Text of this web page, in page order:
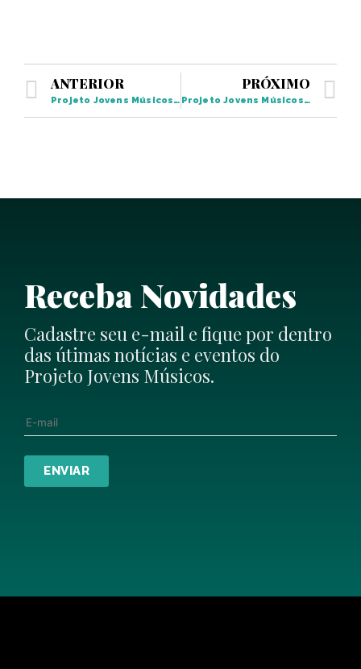
ANTERIOR
Projeto Jovens Músicos leva Concerto de Natal para Santa Gertrudes
PRÓXIMO
Projeto Jovens Músicos realiza oficina musical na Apae Piracicaba
Receba Novidades
Cadastre seu e-mail e fique por dentro
das útimas notícias e eventos do
Projeto Jovens Músicos.
E-mail
ENVIAR